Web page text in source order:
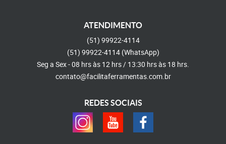
ATENDIMENTO
(51) 99922-4114
(51) 99922-4114 (WhatsApp)
Seg a Sex - 08 hrs às 12 hrs / 13:30 hrs às 18 hrs.
contato@facilitaferramentas.com.br
REDES SOCIAIS